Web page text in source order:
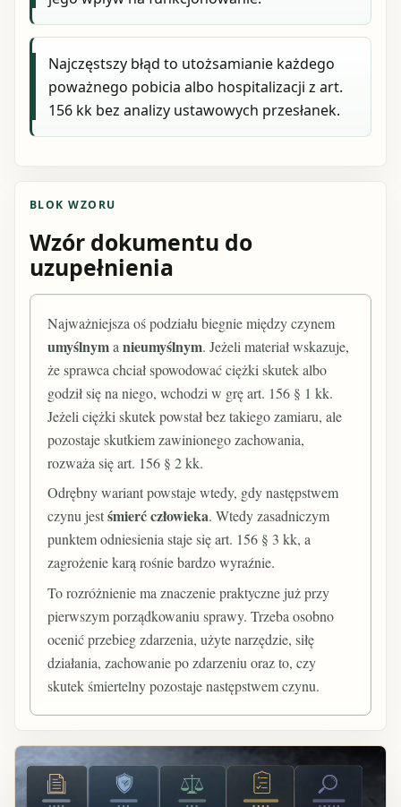
Najczęstszy błąd to utożsamianie każdego
poważnego pobicia albo hospitalizacji z art.
156 kk bez analizy ustawowych przesłanek.
BLOK WZORU
Wzór dokumentu do
uzupełnienia
Najważniejsza oś podziału biegnie między czynem
umyślnymanieumyślnym. Jeżeli materiał wskazuje,
że sprawca chciał spowodować ciężki skutek albo
godził się na niego, wchodzi w grę art. 156 § 1 kk.
Jeżeli ciężki skutek powstał bez takiego zamiaru, ale
pozostaje skutkiem zawinionego zachowania,
rozważa się art. 156 § 2 kk.
Odrębny wariant powstaje wtedy, gdy następstwem
czynu jestśmierć człowieka. Wtedy zasadniczym
punktem odniesienia staje się art. 156 § 3 kk, a
zagrożenie karą rośnie bardzo wyraźnie.
To rozróżnienie ma znaczenie praktyczne już przy
pierwszym porządkowaniu sprawy. Trzeba osobno
ocenić przebieg zdarzenia, użyte narzędzie, siłę
działania, zachowanie po zdarzeniu oraz to, czy
skutek śmiertelny pozostaje następstwem czynu.